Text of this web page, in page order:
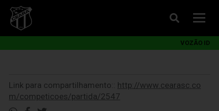
VOZÃO ID
Link para compartilhamento:: http://www.cearasc.co
m/competicoes/partida/2547